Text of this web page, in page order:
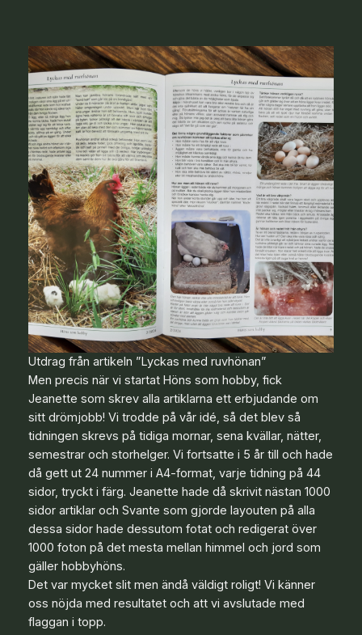
Utdrag från artikeln ”Lyckas med ruvhönan”
Men precis när vi startat Höns som hobby, fick
Jeanette som skrev alla artiklarna ett erbjudande om
sitt drömjobb! Vi trodde på vår idé, så det blev så
tidningen skrevs på tidiga mornar, sena kvällar, nätter,
semestrar och storhelger. Vi fortsatte i 5 år till och hade
då gett ut 24 nummer i A4-format, varje tidning på 44
sidor, tryckt i färg. Jeanette hade då skrivit nästan 1000
sidor artiklar och Svante som gjorde layouten på alla
dessa sidor hade dessutom fotat och redigerat över
1000 foton på det mesta mellan himmel och jord som
gäller hobbyhöns.
Det var mycket slit men ändå väldigt roligt! Vi känner
oss nöjda med resultatet och att vi avslutade med
flaggan i topp.